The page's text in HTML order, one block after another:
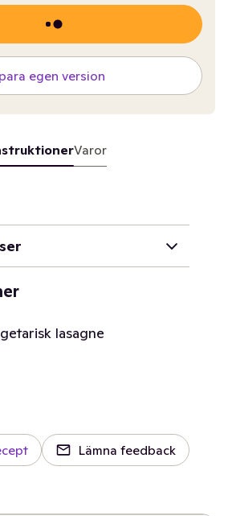
egen version
Varor
lasagne
Lämna feedback